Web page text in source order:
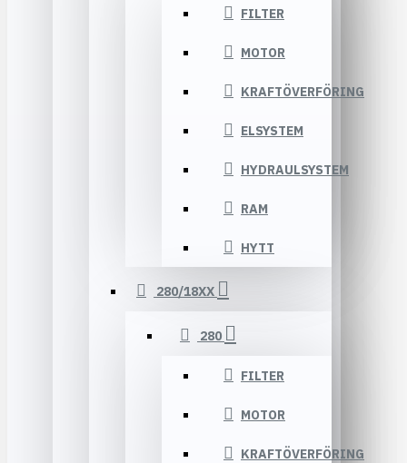
FILTER
MOTOR
KRAFTÖVERFÖRING
ELSYSTEM
HYDRAULSYSTEM
RAM
HYTT
280/18XX
280
FILTER
MOTOR
KRAFTÖVERFÖRING